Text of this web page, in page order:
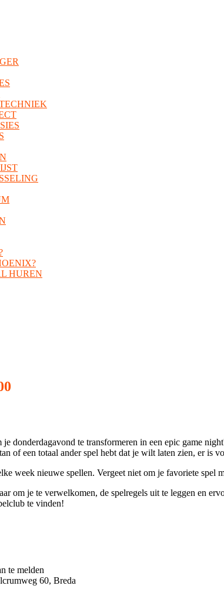
HUREN
donderdagavond te transformeren in een epic game
of een totaal ander spel hebt dat je wilt laten zien, er is
week nieuwe spellen. Vergeet niet om je favoriete spel
om je te verwelkomen, de spelregels uit te leggen en
te vinden!
te melden
60, Breda